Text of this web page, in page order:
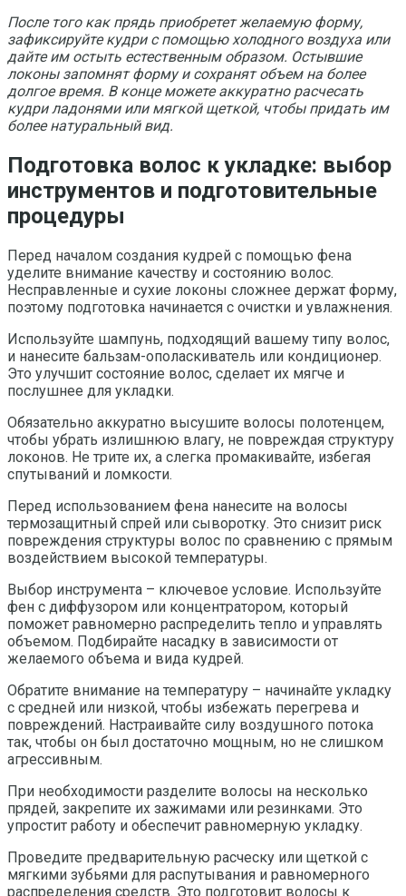
После того как прядь приобретет желаемую форму,
зафиксируйте кудри с помощью холодного воздуха или
дайте им остыть естественным образом. Остывшие
локоны запомнят форму и сохранят объем на более
долгое время. В конце можете аккуратно расчесать
кудри ладонями или мягкой щеткой, чтобы придать им
более натуральный вид.
Подготовка волос к укладке: выбор
инструментов и подготовительные
процедуры
Перед началом создания кудрей с помощью фена
уделите внимание качеству и состоянию волос.
Несправленные и сухие локоны сложнее держат форму,
поэтому подготовка начинается с очистки и увлажнения.
Используйте шампунь, подходящий вашему типу волос,
и нанесите бальзам-ополаскиватель или кондиционер.
Это улучшит состояние волос, сделает их мягче и
послушнее для укладки.
Обязательно аккуратно высушите волосы полотенцем,
чтобы убрать излишнюю влагу, не повреждая структуру
локонов. Не трите их, а слегка промакивайте, избегая
спутываний и ломкости.
Перед использованием фена нанесите на волосы
термозащитный спрей или сыворотку. Это снизит риск
повреждения структуры волос по сравнению с прямым
воздействием высокой температуры.
Выбор инструмента – ключевое условие. Используйте
фен с диффузором или концентратором, который
поможет равномерно распределить тепло и управлять
объемом. Подбирайте насадку в зависимости от
желаемого объема и вида кудрей.
Обратите внимание на температуру – начинайте укладку
с средней или низкой, чтобы избежать перегрева и
повреждений. Настраивайте силу воздушного потока
так, чтобы он был достаточно мощным, но не слишком
агрессивным.
При необходимости разделите волосы на несколько
прядей, закрепите их зажимами или резинками. Это
упростит работу и обеспечит равномерную укладку.
Проведите предварительную расческу или щеткой с
мягкими зубьями для распутывания и равномерного
распределения средств. Это подготовит волосы к